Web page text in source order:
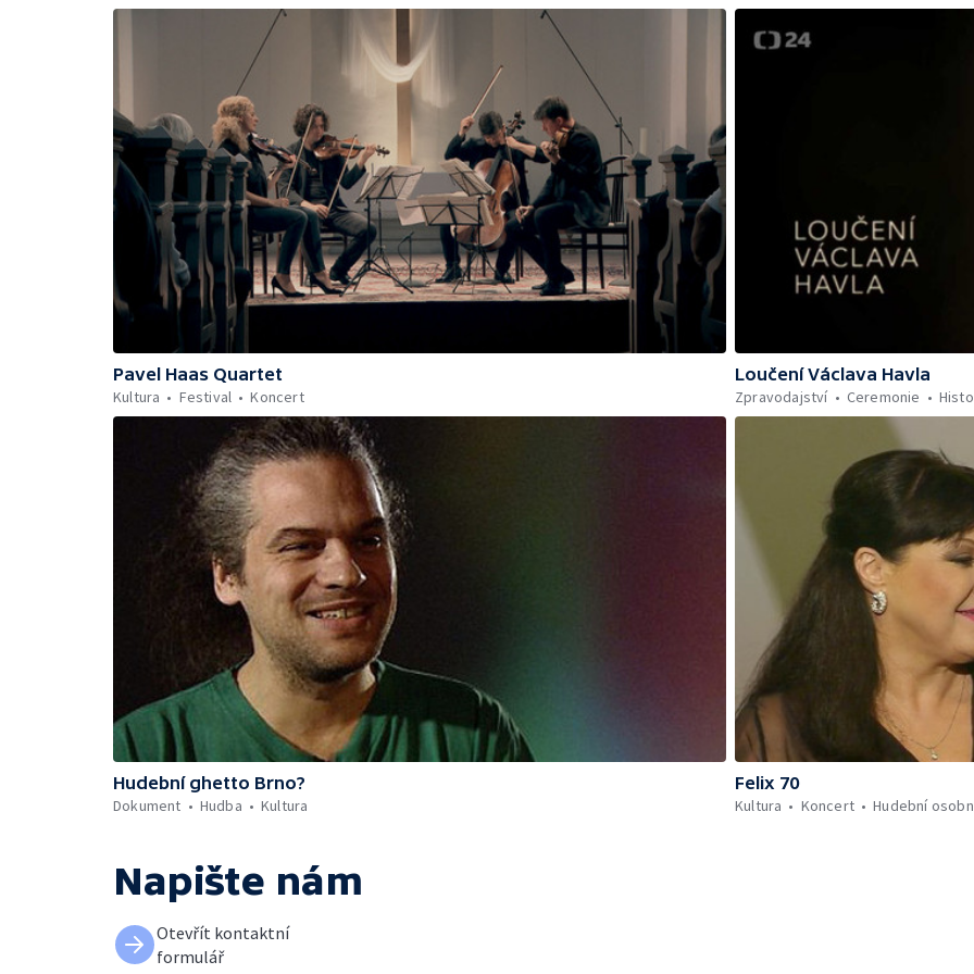
Pavel Haas Quartet
Kultura
Festival Koncert
Loučení Václava Havla
Zpravodajství
Ceremonie
Hudební ghetto Brno?
Dokument
Hudba Kultura
Felix 70
Kultura
Koncert Hudební
Napište nám
Otevřít kontaktní
formulář